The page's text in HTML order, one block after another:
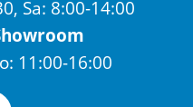
Sa: 8:00-14:00
11:00-16:00